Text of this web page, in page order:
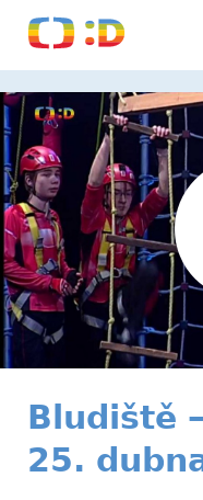
Bludiště
25.